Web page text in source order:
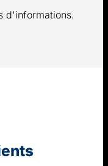
d'informations.